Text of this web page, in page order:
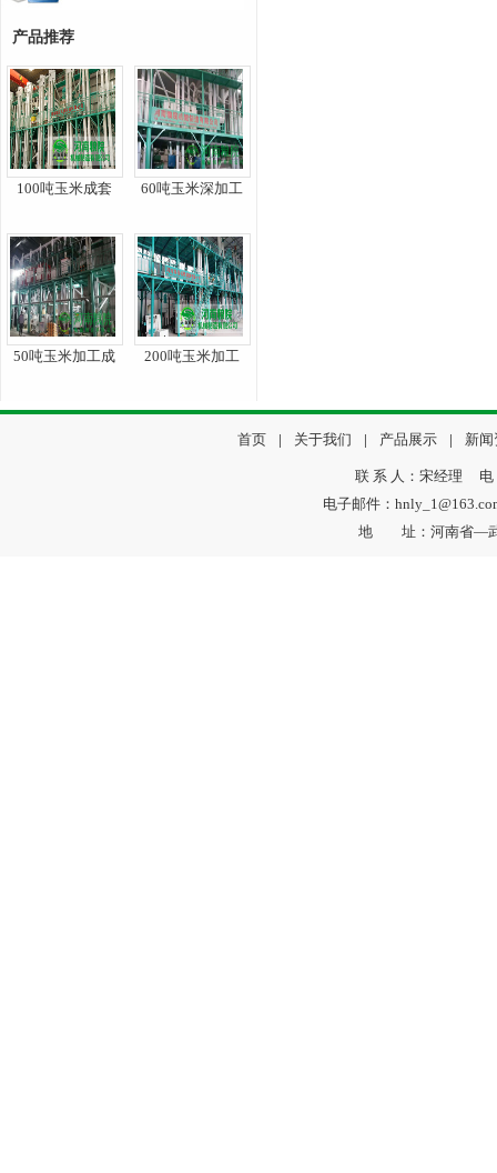
产品推荐
100吨玉米成套 60吨玉米深加工
50吨玉米加工成 200吨玉米加工
首页 | 关于我们 | 产品展示 | 新
联 系 人：宋经理 电
电子邮件：
地 址：河南省—武